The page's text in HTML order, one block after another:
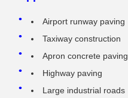
Airport runway paving
Taxiway construction
Apron concrete paving
Highway paving
Large industrial roads